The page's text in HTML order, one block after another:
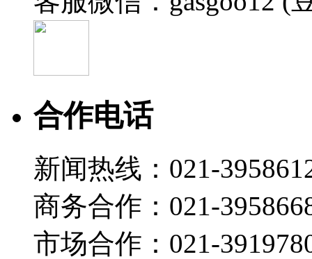
合作电话
新闻热线：021-
商务合作：021-
市场合作：021-